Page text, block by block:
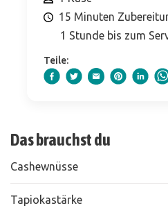
15 Minuten
1 Stunde bis zum
Teile:
Das brauchst du
Cashewnüsse
Tapiokastärke